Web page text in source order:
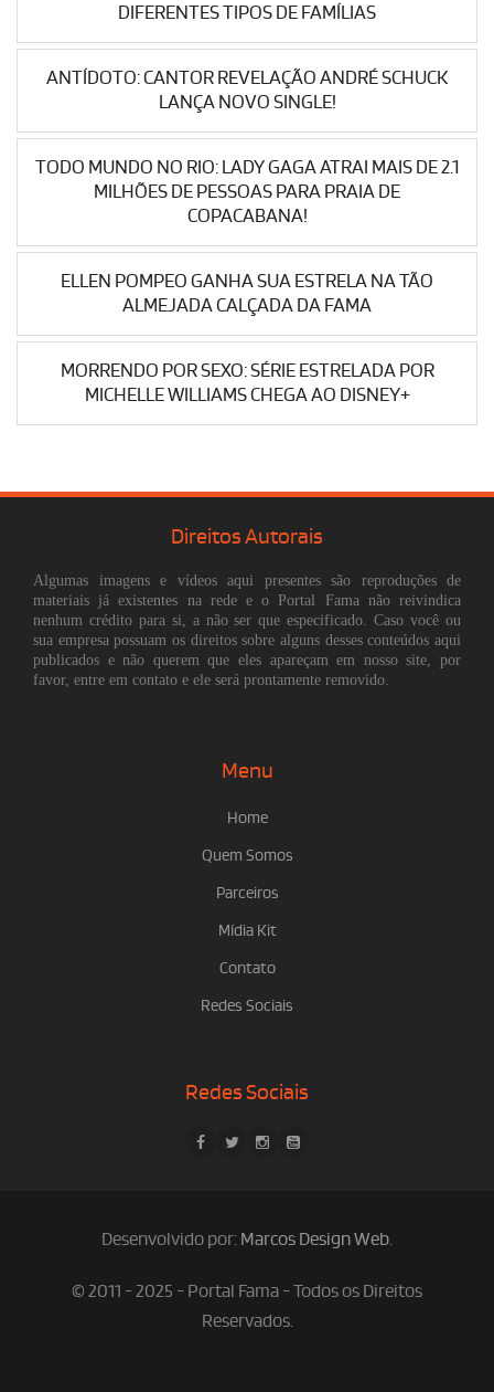
DIFERENTES TIPOS DE FAMÍLIAS
ANTÍDOTO: CANTOR REVELAÇÃO ANDRÉ SCHUCK
LANÇA NOVO SINGLE!
TODO MUNDO NO RIO: LADY GAGA ATRAI MAIS DE 2.1
MILHÕES DE PESSOAS PARA PRAIA DE
COPACABANA!
ELLEN POMPEO GANHA SUA ESTRELA NA TÃO
ALMEJADA CALÇADA DA FAMA
MORRENDO POR SEXO: SÉRIE ESTRELADA POR
MICHELLE WILLIAMS CHEGA AO DISNEY+
Direitos Autorais
Algumas imagens e vídeos aqui presentes são reproduções de
materiais já existentes na rede e o Portal Fama não reivindica
nenhum crédito para si, a não ser que especificado. Caso você ou
sua empresa possuam os direitos sobre alguns desses conteúdos aqui
publicados e não querem que eles apareçam em nosso site, por
favor, entre em contato e ele será prontamente removido.
Menu
Home
Quem Somos
Parceiros
Mídia Kit
Contato
Redes Sociais
Redes Sociais
Desenvolvido por: Marcos Design Web.
© 2011 - 2025 - Portal Fama - Todos os Direitos
Reservados.